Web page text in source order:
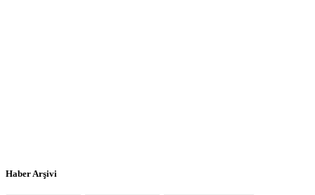
Haber Arşivi